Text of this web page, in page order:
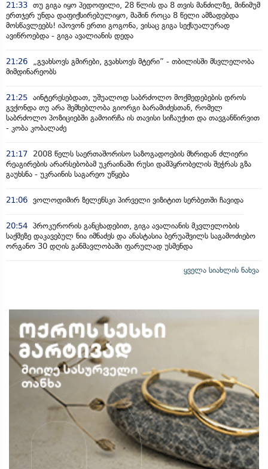
21:33 თუ გიგა იყო პედოფილი, 28 წლის და 8 თვის მანძილზე, მინიმუმ
ერთჯერ უნდა დაფიქსირებულიყო, მაშინ როცა 8 წელი ამზადებდა
მოსწავლეებს! იპოვონ ერთი გოგონა, ვისაც გიგა სექსუალურად
ავიწროებდა - გიგა ავალიანის დედა
21:26
„გვახსოვს გმირები, გვახსოვს მტერი” - თბილისში მსვლელობა
მიმდინარეობს
21:25 აინტერესებდათ, უშუალოდ საბრძოლო მოქმედებების დროს
გვქონდა თუ არა შემხებლობა გიორგი ბარამიძესთან, რომელ
საბრძოლო პოზიციებში გამოირჩა ის თავისი სიჩაუქით და თავგანწირვით
- კობა კობალაძე
21:17
2008 წელს საერთაშორისო საზოგადოების მხრიდან ძლიერი
რეაგირების არარსებობამ უკრაინაში რუსი დამპყრობელის შეჭრას გზა
გაუხსნა - უკრაინის საგარეო უწყება
21:06 ვოლოდიმირ ზელენსკი პირველი ვიზიტით სერბეთში ჩავიდა
20:54 პროკურორის განცხადებით, გიგა ავალიანის მკვლელობის
საქმეზე დაკავებულ ნია იმნაძეს და ანასტასია ბერუაშვილს საგამოძიებო
ორგანო 30 დღის განმავლობაში ფარულად უსმენდა
ყველა სიახლის ნახვა